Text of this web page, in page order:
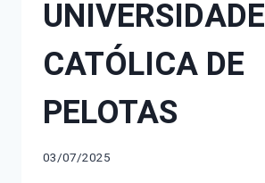
UNIVERSIDADE
CATÓLICA DE
PELOTAS
03/07/2025